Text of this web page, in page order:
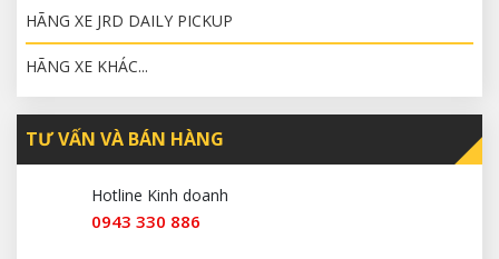
HÃNG XE JRD DAILY PICKUP
HÃNG XE KHÁC...
TƯ VẤN VÀ BÁN HÀNG
Hotline Kinh doanh
0943 330 886